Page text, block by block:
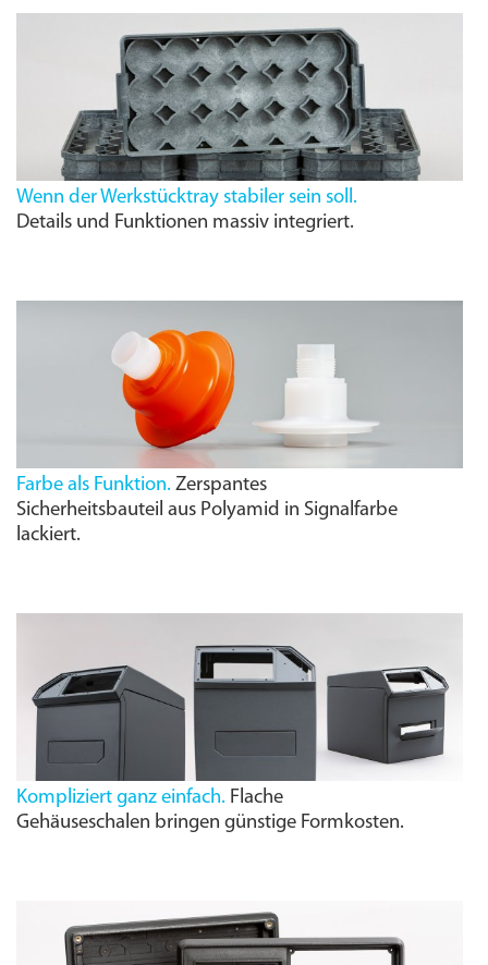
Wenn der Werkstücktray stabiler sein soll.
Details und Funktionen massiv integriert.
Farbe als Funktion. Zerspantes
Sicherheitsbauteil aus Polyamid in Signalfarbe
lackiert.
Kompliziert ganz einfach. Flache
Gehäuseschalen bringen günstige Formkosten.